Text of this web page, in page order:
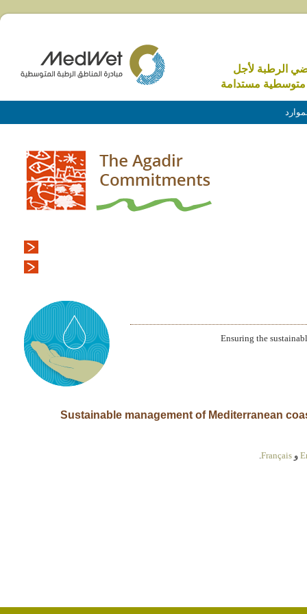
الرطبة لأجل
مستدامة
Ensuring the
3.5 (English) Sustainable management of Mediterranean
و Français
.